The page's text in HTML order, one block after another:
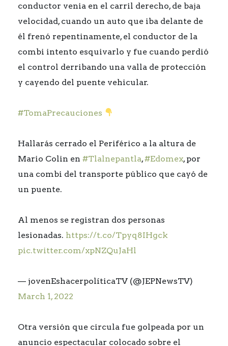
conductor venia en el carril derecho, de baja
velocidad, cuando un auto que iba delante de
él frenó repentinamente, el conductor de la
combi intento esquivarlo y fue cuando perdió
el control derribando una valla de protección
y cayendo del puente vehicular.
#TomaPrecauciones
Hallarás cerrado el Periférico a la altura de
Mario Colin en #Tlalnepantla,#Edomex, por
una combi del transporte público que cayó de
un puente.
Al menos se registran dos personas
lesionadas. https://t.co/Tpyq8IHgck
pic.twitter.com/xpNZQuJaHl
— jovenEshacerpolíticaTV (@JEPNewsTV)
March 1, 2022
Otra versión que circula fue golpeada por un
anuncio espectacular colocado sobre el